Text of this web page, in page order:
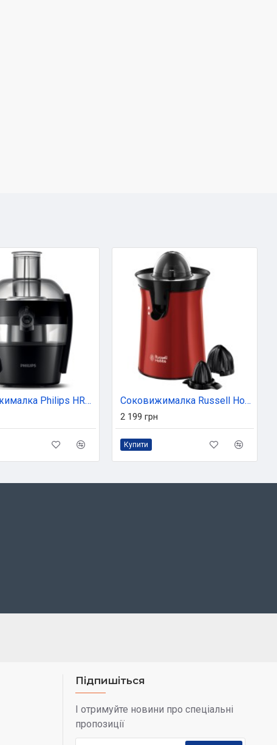
Соковижималка Philips HR1832/00 Соковижималка Russell Hobbs 26010-56
2 199 грн
Купити
Підпишіться
І отримуйте новини про спеціальні
пропозиції